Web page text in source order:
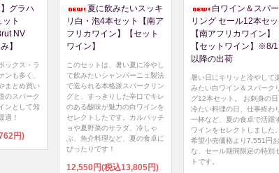
】グラハ
ト
NV
】
ックス・ラ
ンも多く、
まとめ買い
のスパーク
ンとして知
適！
円)
夏に飲みたいスッキ
リ白・泡4本セット【南ア
フリカワイン】【セット
ワイン】
このセットは、暑い夏に冷やし
て飲みたいシャンパーニュ製法
で造られる本格派スパークリン
グと、すっきりした辛口でキレ
のある酸味が魅力の白ワインを
セレクトしたです。カルパッチ
ョや夏野菜のサラダ、冷しゃ
ぶ、魚介料理など、夏の食卓に
ぴったりです！
12,550円(税込13,805円)
白ワイン＆スパ
リング セール12本セッ
【南アフリカワイン】
【セットワイン】※8/
以降の出荷
暑い日にキリッと冷やして
みたい白ワイン＆スパーク
グ12本セット。 お刺身の日
冷たい料理の日、仕事終わ
一杯など、夏の食卓で活躍
ワインをセレクトしました。
希望小売価格より7,551円
な、セール期間限定の特別
トです。